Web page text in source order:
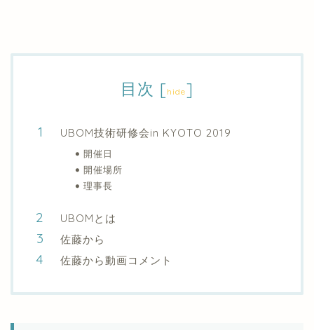
目次 [hide]
UBOM技術研修会in KYOTO 2019
開催日
開催場所
理事長
UBOMとは
佐藤から
佐藤から動画コメント